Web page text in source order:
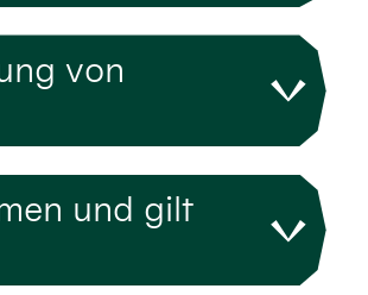
von
und gilt